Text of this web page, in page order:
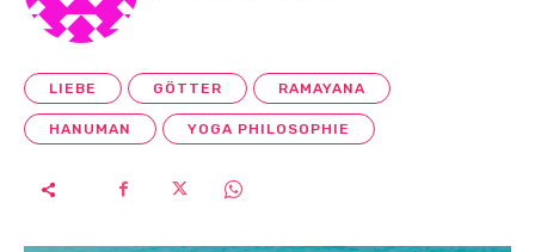
LIEBE GÖTTER RAMAYANA
HANUMAN YOGA PHILOSOPHIE